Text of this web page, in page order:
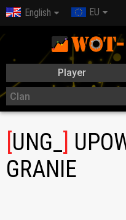
English EU
Player
UNG_
GRANIE